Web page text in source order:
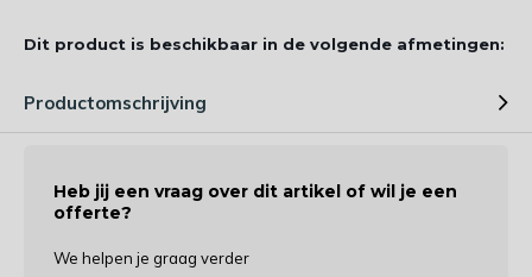
Dit product is beschikbaar in de volgende afmetingen:
Productomschrijving
Heb jij een vraag over dit artikel of wil je een
offerte?
We helpen je graag verder